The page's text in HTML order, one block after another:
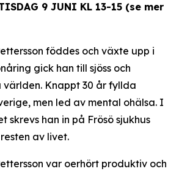
9 JUNI KL 13-15 (se mer
föddes och växte upp i
gick han till sjöss och
Knappt 30 år fyllda
men led av mental ohälsa. I
skrevs han in på Frösö sjukhus
av livet.
var oerhört produktiv och